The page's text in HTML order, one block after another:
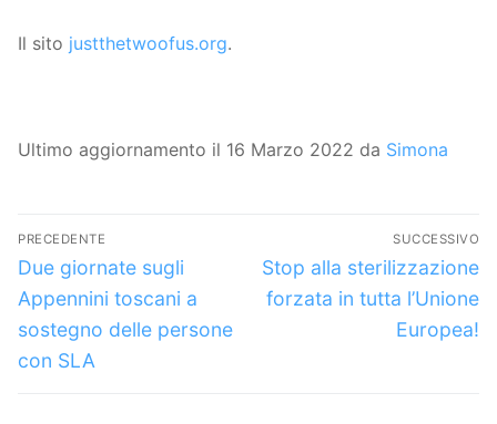
Il sito justthetwoofus.org.
Ultimo aggiornamento il 16 Marzo 2022 da Simona
Navigazione
articoli
PRECEDENTE
Articolo
precedente:
Due giornate sugli
Appennini toscani a
sostegno delle persone
con SLA
SUCCESSIVO
Articolo
successivo:
Stop alla sterilizzazione
forzata in tutta l’Unione
Europea!